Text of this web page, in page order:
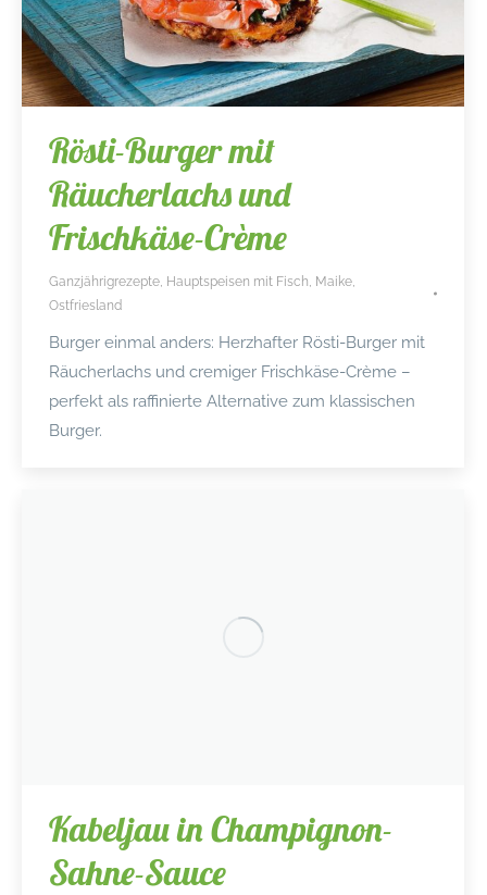
Rösti-Burger mit
Räucherlachs und
Frischkäse-Crème
Ganzjährigrezepte, Hauptspeisen mit Fisch, Maike,
Ostfriesland
Burger einmal anders: Herzhafter Rösti-Burger mit
Räucherlachs und cremiger Frischkäse-Crème –
perfekt als raffinierte Alternative zum klassischen
Burger.
Kabeljau in Champignon-
Sahne-Sauce